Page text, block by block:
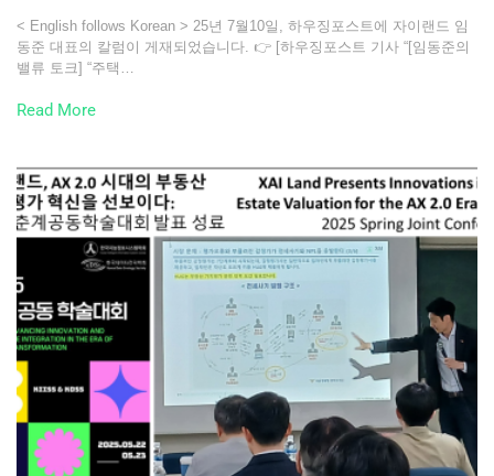
< English follows Korean > 25년 7월10일, 하우징포스트에 자이랜드 임
동준 대표의 칼럼이 게재되었습니다. 👉 [하우징포스트 기사 “[임동준의
밸류 토크] “주택…
Read More